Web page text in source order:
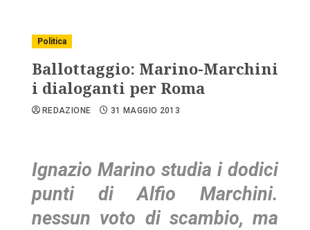
Politica
Ballottaggio: Marino-Marchini
i dialoganti per Roma
REDAZIONE 31 MAGGIO 2013
Ignazio Marino studia i dodici
punti di Alfio Marchini.
nessun voto di scambio, ma